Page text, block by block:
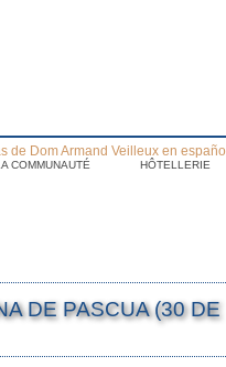
COMMUNAUTÉ HÔTELLERIE
de Dom Armand Veilleux en español
DE PASCUA (30 DE